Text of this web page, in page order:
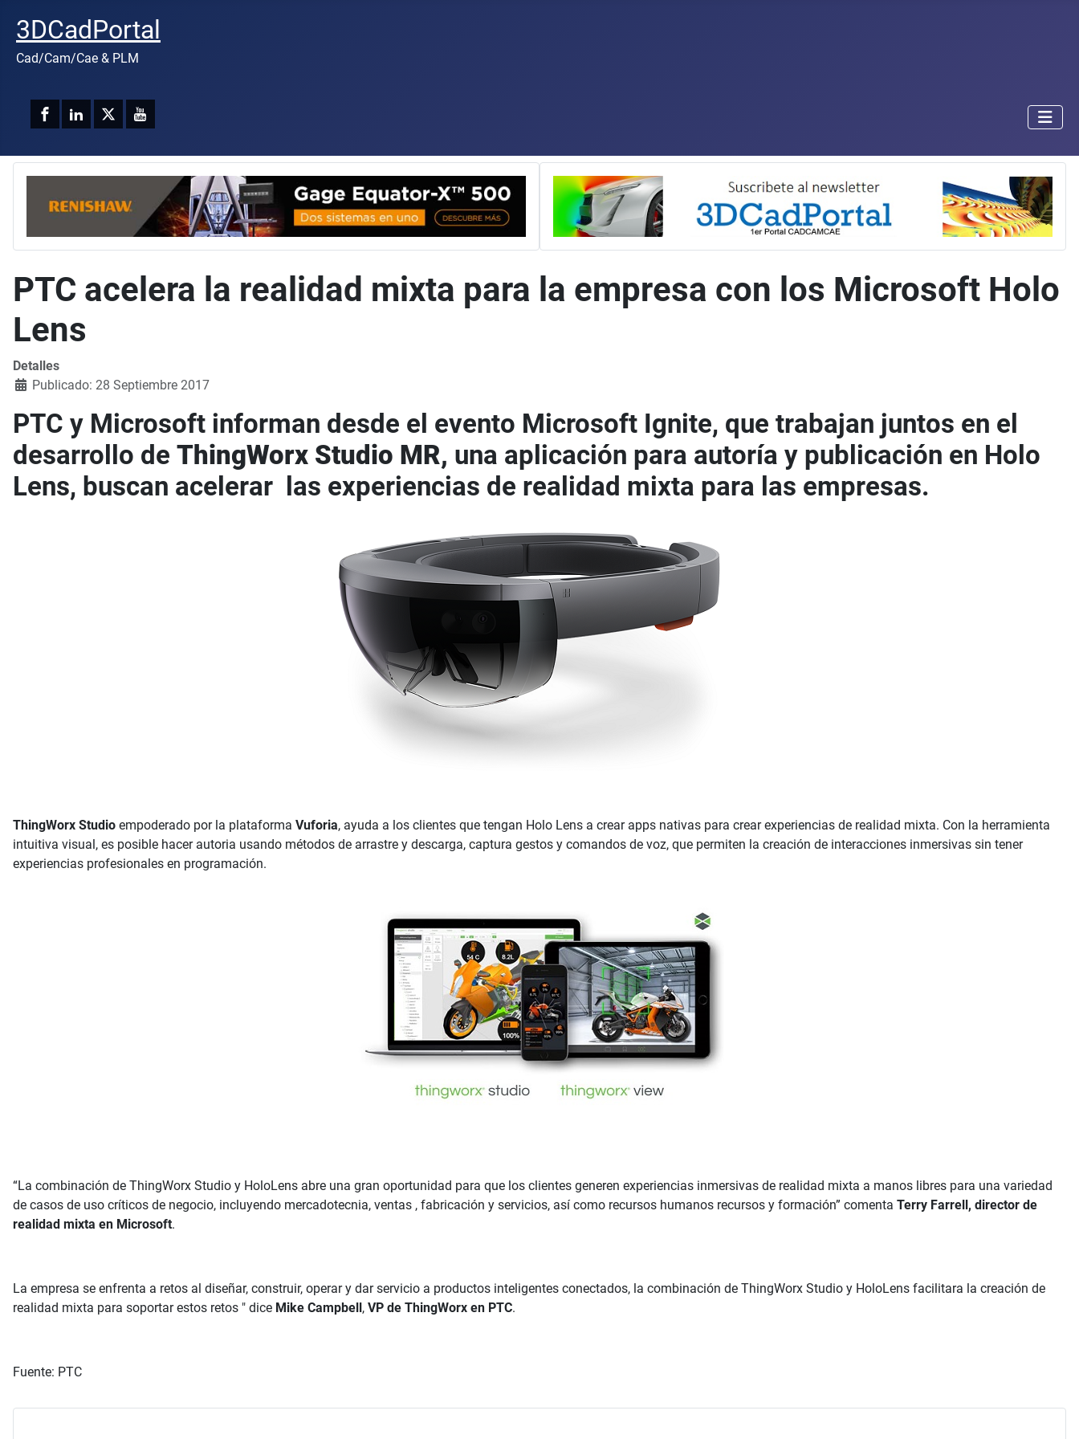
3DCadPortal
Cad/Cam/Cae & PLM
PTC acelera la realidad mixta para la empresa con los Microsoft Holo
Lens
Detalles
Publicado: 28 Septiembre 2017
PTC y Microsoft informan desde el evento Microsoft Ignite, que trabajan juntos en el
desarrollo de ThingWorx Studio MR, una aplicación para autoría y publicación en Holo
Lens, buscan acelerar las experiencias de realidad mixta para las empresas.
ThingWorx Studio empoderado por la plataforma Vuforia, ayuda a los clientes que tengan Holo Lens a crear apps nativas para crear experiencias de realidad mixta. Con la herramienta
intuitiva visual, es posible hacer autoria usando métodos de arrastre y descarga, captura gestos y comandos de voz, que permiten la creación de interacciones inmersivas sin tener
experiencias profesionales en programación.
“La combinación de ThingWorx Studio y HoloLens abre una gran oportunidad para que los clientes generen experiencias inmersivas de realidad mixta a manos libres para una variedad
de casos de uso críticos de negocio, incluyendo mercadotecnia, ventas , fabricación y servicios, así como recursos humanos recursos y formación” comenta Terry Farrell, director de
realidad mixta en Microsoft.
La empresa se enfrenta a retos al diseñar, construir, operar y dar servicio a productos inteligentes conectados, la combinación de ThingWorx Studio y HoloLens facilitara la creación de
realidad mixta para soportar estos retos " dice Mike Campbell , VP de ThingWorx en PTC.
Fuente: PTC